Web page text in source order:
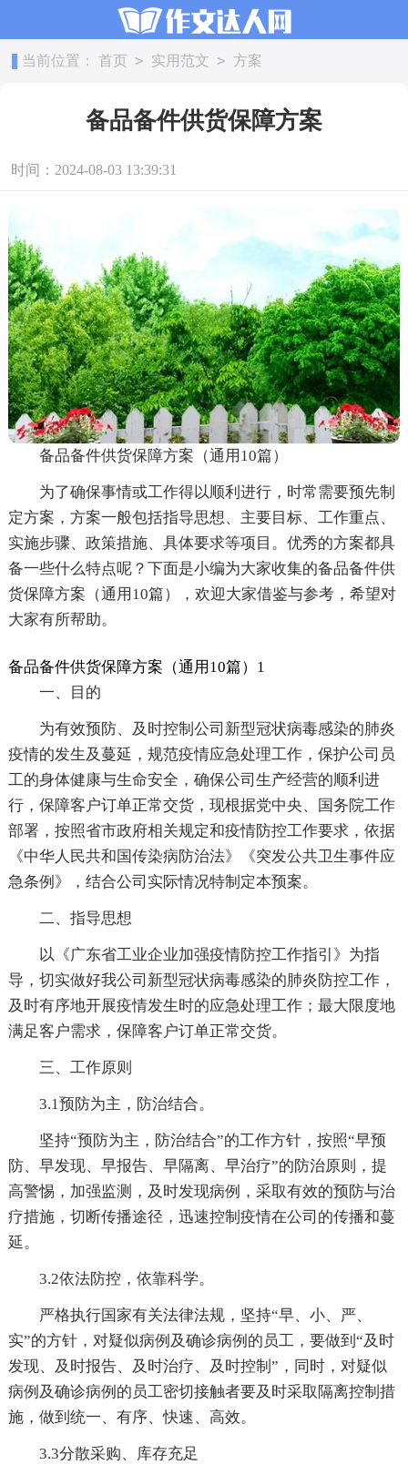
当前位置： 首页 > 实用范文 > 方案
备品备件供货保障方案
时间：2024-08-03 13:39:31
备品备件供货保障方案（通用10篇）
为了确保事情或工作得以顺利进行，时常需要预先制
定方案，方案一般包括指导思想、主要目标、工作重点、
实施步骤、政策措施、具体要求等项目。优秀的方案都具
备一些什么特点呢？下面是小编为大家收集的备品备件供
货保障方案（通用10篇），欢迎大家借鉴与参考，希望对
大家有所帮助。
备品备件供货保障方案（通用10篇）1
一、目的
为有效预防、及时控制公司新型冠状病毒感染的肺炎
疫情的发生及蔓延，规范疫情应急处理工作，保护公司员
工的身体健康与生命安全，确保公司生产经营的顺利进
行，保障客户订单正常交货，现根据党中央、国务院工作
部署，按照省市政府相关规定和疫情防控工作要求，依据
《中华人民共和国传染病防治法》《突发公共卫生事件应
急条例》，结合公司实际情况特制定本预案。
二、指导思想
以《广东省工业企业加强疫情防控工作指引》为指
导，切实做好我公司新型冠状病毒感染的肺炎防控工作，
及时有序地开展疫情发生时的应急处理工作；最大限度地
满足客户需求，保障客户订单正常交货。
三、工作原则
3.1预防为主，防治结合。
坚持“预防为主，防治结合”的工作方针，按照“早预
防、早发现、早报告、早隔离、早治疗”的防治原则，提
高警惕，加强监测，及时发现病例，采取有效的预防与治
疗措施，切断传播途径，迅速控制疫情在公司的传播和蔓
延。
3.2依法防控，依靠科学。
严格执行国家有关法律法规，坚持“早、小、严、
实”的方针，对疑似病例及确诊病例的员工，要做到“及时
发现、及时报告、及时治疗、及时控制”，同时，对疑似
病例及确诊病例的员工密切接触者要及时采取隔离控制措
施，做到统一、有序、快速、高效。
3.3分散采购、库存充足